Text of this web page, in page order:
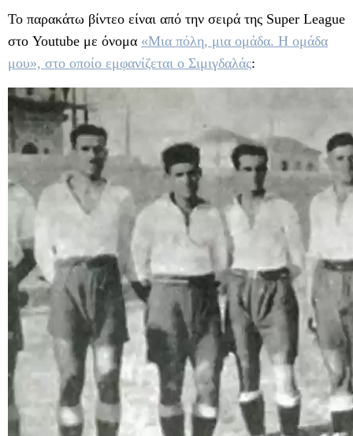
Το παρακάτω βίντεο είναι από την σειρά της Super League
στο Youtube με όνομα «Μια πόλη, μια ομάδα. Η ομάδα
μου», στο οποίο εμφανίζεται ο Σιμιγδαλάς: